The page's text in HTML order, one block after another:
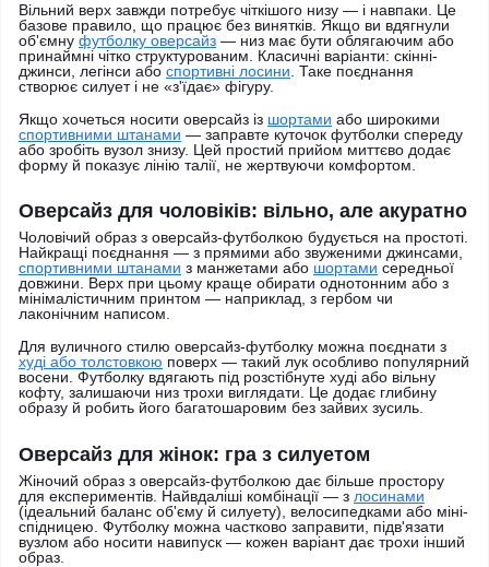
Вільний верх завжди потребує чіткішого низу — і навпаки. Це
базове правило, що працює без винятків. Якщо ви вдягнули
об'ємну футболку оверсайз — низ має бути облягаючим або
принаймні чітко структурованим. Класичні варіанти: скінні-
джинси, легінси або спортивні лосини. Таке поєднання
створює силует і не «з'їдає» фігуру.
Якщо хочеться носити оверсайз із шортами або широкими
спортивними штанами — заправте куточок футболки спереду
або зробіть вузол знизу. Цей простий прийом миттєво додає
форму й показує лінію талії, не жертвуючи комфортом.
Оверсайз для чоловіків: вільно, але акуратно
Чоловічий образ з оверсайз-футболкою будується на простоті.
Найкращі поєднання — з прямими або звуженими джинсами,
спортивними штанами з манжетами або шортами середньої
довжини. Верх при цьому краще обирати однотонним або з
мінімалістичним принтом — наприклад, з гербом чи
лаконічним написом.
Для вуличного стилю оверсайз-футболку можна поєднати з
худі або толстовкою поверх — такий лук особливо популярний
восени. Футболку вдягають під розстібнуте худі або вільну
кофту, залишаючи низ трохи виглядати. Це додає глибину
образу й робить його багатошаровим без зайвих зусиль.
Оверсайз для жінок: гра з силуетом
Жіночий образ з оверсайз-футболкою дає більше простору
для експериментів. Найвдаліші комбінації — з лосинами
(ідеальний баланс об'єму й силуету), велосипедками або міні-
спідницею. Футболку можна частково заправити, підв'язати
вузлом або носити навипуск — кожен варіант дає трохи інший
образ.